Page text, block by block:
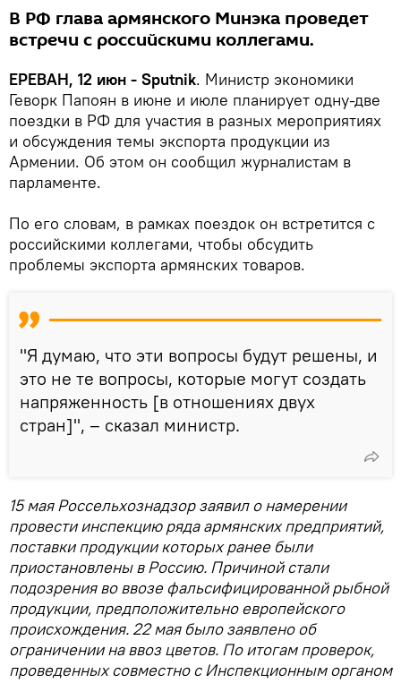
В РФ глава армянского Минэка проведет
встречи с российскими коллегами.
ЕРЕВАН, 12 июн - Sputnik. Министр экономики
Геворк Папоян в июне и июле планирует одну-две
поездки в РФ для участия в разных мероприятиях
и обсуждения темы экспорта продукции из
Армении. Об этом он сообщил журналистам в
парламенте.
По его словам, в рамках поездок он встретится с
российскими коллегами, чтобы обсудить
проблемы экспорта армянских товаров.
"Я думаю, что эти вопросы будут решены, и
это не те вопросы, которые могут создать
напряженность [в отношениях двух
стран]", – сказал министр.
15 мая Россельхознадзор заявил о намерении
провести инспекцию ряда армянских предприятий,
поставки продукции которых ранее были
приостановлены в Россию. Причиной стали
подозрения во ввозе фальсифицированной рыбной
продукции, предположительно европейского
происхождения. 22 мая было заявлено об
ограничении на ввоз цветов. По итогам проверок,
проведенных совместно с Инспекционным органом